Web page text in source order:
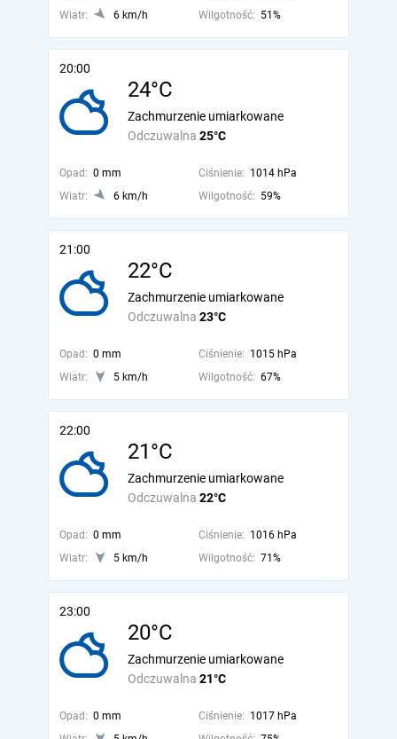
Wiatr:
6 km/h Wilgotność: 51%
20:00
24°C
Odczuwalna 25°C
Zachmurzenie umiarkowane
Opad: 0 mm Ciśnienie: 1014 hPa
Wiatr:
6 km/h Wilgotność: 59%
21:00
22°C
Odczuwalna 23°C
Zachmurzenie umiarkowane
Opad: 0 mm Ciśnienie: 1015 hPa
Wiatr:
5 km/h Wilgotność: 67%
22:00
21°C
Odczuwalna 22°C
Zachmurzenie umiarkowane
Opad: 0 mm Ciśnienie: 1016 hPa
Wiatr:
5 km/h Wilgotność: 71%
23:00
20°C
Odczuwalna 21°C
Zachmurzenie umiarkowane
Opad: 0 mm Ciśnienie: 1017 hPa